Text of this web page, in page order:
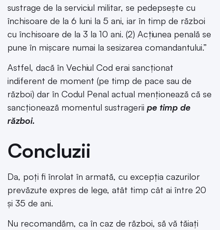
sustrage de la serviciul militar, se pedepsește cu
închisoare de la 6 luni la 5 ani, iar în timp de război
cu închisoare de la 3 la 10 ani. (2) Acțiunea penală se
pune în mișcare numai la sesizarea comandantului.”
Astfel, dacă în Vechiul Cod erai sancționat
indiferent de moment (pe timp de pace sau de
război) dar în Codul Penal actual menționează că se
sancționează momentul sustragerii pe timp de
război.
Concluzii
Da, poți fi înrolat în armată, cu excepția cazurilor
prevăzute expres de lege, atât timp cât ai între 20
și 35 de ani.
Nu recomandăm, ca în caz de război, să vă tăiați